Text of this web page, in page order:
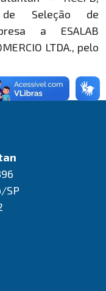
Seleção de
a ESALAB
LTDA., pelo
SP